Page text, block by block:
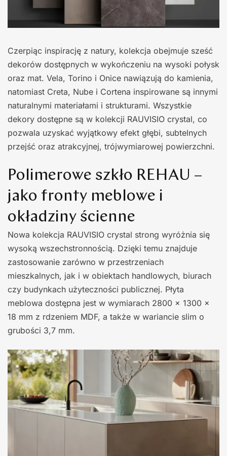
Czerpiąc inspirację z natury, kolekcja obejmuje sześć
dekorów dostępnych w wykończeniu na wysoki połysk
oraz mat. Vela, Torino i Onice nawiązują do kamienia,
natomiast Creta, Nube i Cortena inspirowane są innymi
naturalnymi materiałami i strukturami. Wszystkie
dekory dostępne są w kolekcji RAUVISIO crystal, co
pozwala uzyskać wyjątkowy efekt głębi, subtelnych
przejść oraz atrakcyjnej, trójwymiarowej powierzchni.
Polimerowe szkło REHAU –
jako fronty meblowe i
okładziny ścienne
Nowa kolekcja RAUVISIO crystal strong wyróżnia się
wysoką wszechstronnością. Dzięki temu znajduje
zastosowanie zarówno w przestrzeniach
mieszkalnych, jak i w obiektach handlowych, biurach
czy budynkach użyteczności publicznej. Płyta
meblowa dostępna jest w wymiarach 2800 × 1300 ×
18 mm z rdzeniem MDF, a także w wariancie slim o
grubości 3,7 mm.